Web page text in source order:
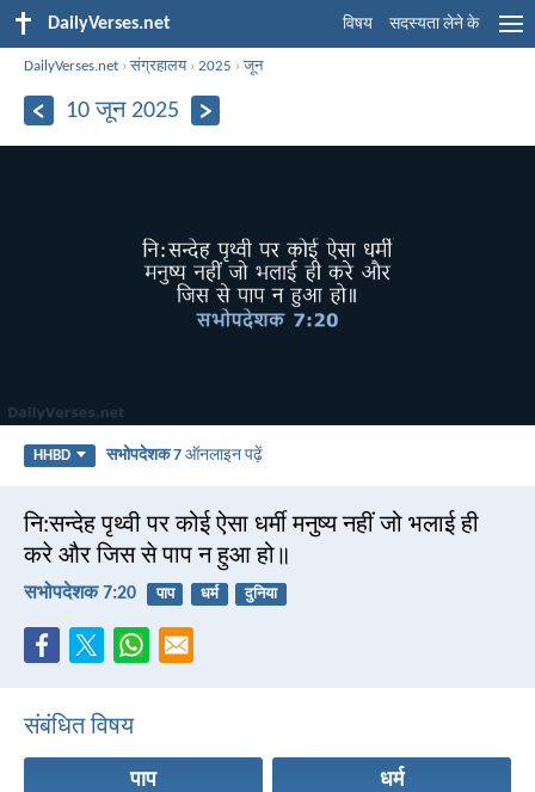
DailyVerses.net विषय सदस्यता लेने के
DailyVerses.net ›संग्रहालय›2025 ›जून
10 जून 2025
HHBD सभोपदेशक 7 ऑनलाइन पढ़ें
नि:सन्देह पृथ्वी पर कोई ऐसा धर्मी मनुष्य नहीं जो भलाई ही
करे और जिस से पाप न हुआ हो॥
सभोपदेशक 7:20 पाप धर्म दुनिया
संबंधित विषय
पाप धर्म